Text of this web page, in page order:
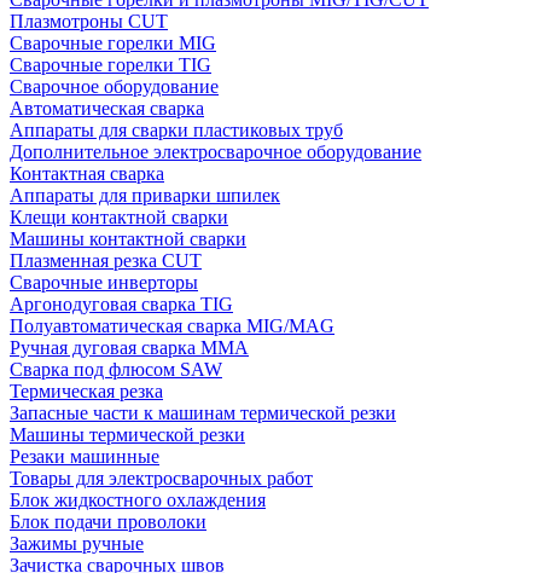
Плазмотроны CUT
Сварочные горелки MIG
Сварочные горелки TIG
Сварочное оборудование
Автоматическая сварка
Аппараты для сварки пластиковых труб
Дополнительное электросварочное оборудование
Контактная сварка
Аппараты для приварки шпилек
Клещи контактной сварки
Машины контактной сварки
Плазменная резка CUT
Сварочные инверторы
Аргонодуговая сварка TIG
Полуавтоматическая сварка MIG/MAG
Ручная дуговая сварка MMA
Сварка под флюсом SAW
Термическая резка
Запасные части к машинам термической резки
Машины термической резки
Резаки машинные
Товары для электросварочных работ
Блок жидкостного охлаждения
Блок подачи проволоки
Зажимы ручные
Зачистка сварочных швов